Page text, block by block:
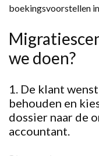
boekingsvoorstellen
we doen?
1. De klant
behouden en
dossier naar de
accountant.